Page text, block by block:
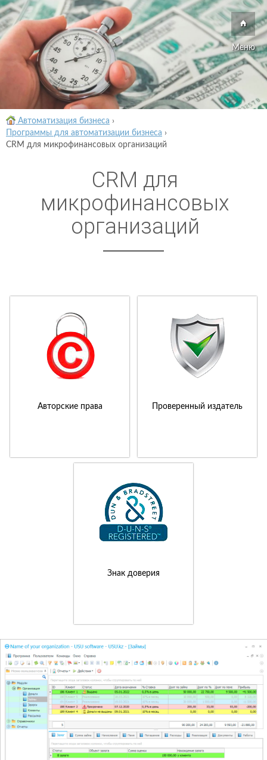
Меню
Автоматизация бизнеса ›
Программы для автоматизации бизнеса ›
CRM для микрофинансовых организаций
CRM для
микрофинансовых
организаций
Авторские права Проверенный издатель
Знак доверия